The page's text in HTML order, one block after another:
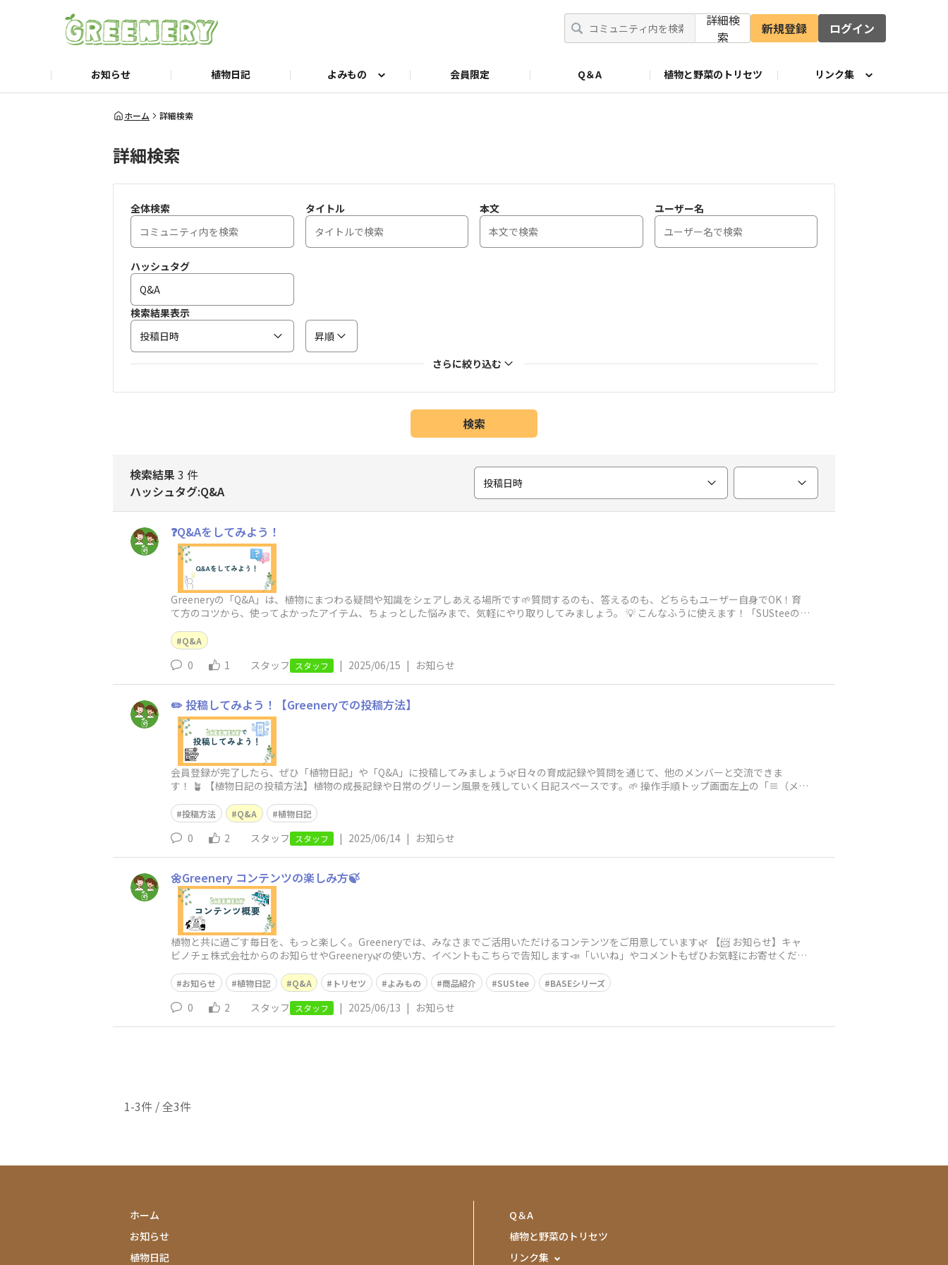
詳細検
索
新規登録 ログイン
お知らせ 植物日記 よみもの
よみもの 商品紹介
会員限定 Q＆A 植物と野菜のトリセツ リンク集
公式Webサイト
ホーム 詳細検索
詳細検索
全体検索 タイトル 本文 ユーザー名
ハッシュタグ
検索結果表示
投稿日時
昇順
さらに絞り込む
検索
検索結果3 件
ハッシュタグ:Q&A
投稿日時
❓Q&Aをしてみよう！
Greeneryの「Q&A」は、植物にまつわる疑問や知識をシェアしあえる場所です🌱質問するのも、答えるのも、どちらもユーザー自身でOK！育
て方のコツから、使ってよかったアイテム、ちょっとした悩みまで、気軽にやり取りしてみましょう。 💡 こんなふうに使えます！「SUSteeの中
Q&A
0 1 スタッフ スタッフ | 2025/06/15 | お知らせ
✏️ 投稿してみよう！【Greeneryでの投稿方法】
会員登録が完了したら、ぜひ「植物日記」や「Q&A」に投稿してみましょう🌿日々の育成記録や質問を通じて、他のメンバーと交流できま
す！ 🪴 【植物日記の投稿方法】植物の成長記録や日常のグリーン風景を残していく日記スペースです。🌱 操作手順トップ画面左上の「≡（メニ
投稿方法 Q&A 植物日記
0 2 スタッフ スタッフ | 2025/06/14 | お知らせ
🌼Greenery コンテンツの楽しみ方🍃
植物と共に過ごす毎日を、もっと楽しく。Greeneryでは、みなさまでご活用いただけるコンテンツをご用意しています🌿 【📨 お知らせ】キャ
ビノチェ株式会社からのお知らせやGreenery🌿の使い方、イベントもこちらで告知します📣「いいね」やコメントもぜひお気軽にお寄せくださ
お知らせ 植物日記 Q&A トリセツ よみもの 商品紹介 SUStee BASEシリーズ
0 2 スタッフ スタッフ | 2025/06/13 | お知らせ
1-3件 / 全3件
ホーム
お知らせ
植物日記
Q＆A
植物と野菜のトリセツ
リンク集